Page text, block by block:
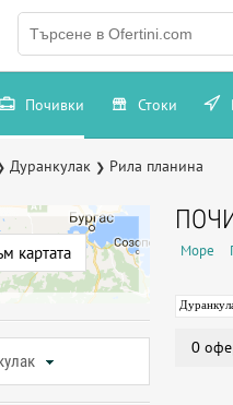
Почивки Стоки
Дуранкулак ❯ Рила планина
картата Море
0